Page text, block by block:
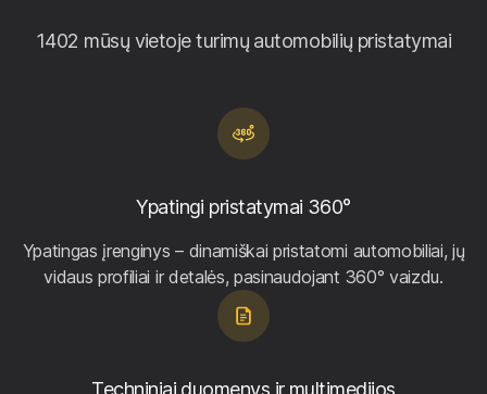
1402 mūsų vietoje turimų automobilių pristatymai
Ypatingi pristatymai 360°
Ypatingas įrenginys – dinamiškai pristatomi automobiliai, jų
vidaus profiliai ir detalės, pasinaudojant 360° vaizdu.
Techniniai duomenys ir multimedijos